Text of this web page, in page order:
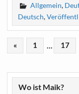
Allgemein,
Deutsch,
« 1 17
Wo ist Maik?